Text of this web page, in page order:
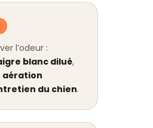
l’odeur :
blanc dilué,
aération
du chien.